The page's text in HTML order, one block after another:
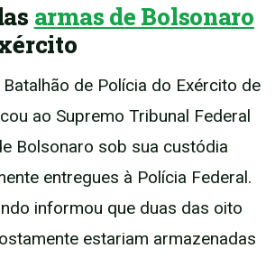
armas de Bolsonaro
de Polícia do Exército de
ao Supremo Tribunal Federal
Bolsonaro sob sua custódia
entregues à Polícia Federal.
informou que duas das oito
estariam armazenadas